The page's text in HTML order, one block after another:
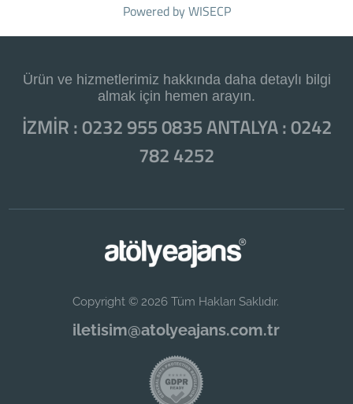
Powered byWISECP
Ürün ve hizmetlerimiz hakkında daha detaylı bilgi
almak için hemen arayın.
İZMİR : 0232 955 0835 ANTALYA : 0242
782 4252
Copyright © 2026 Tüm Hakları Saklıdır.
iletisim@atolyeajans.com.tr